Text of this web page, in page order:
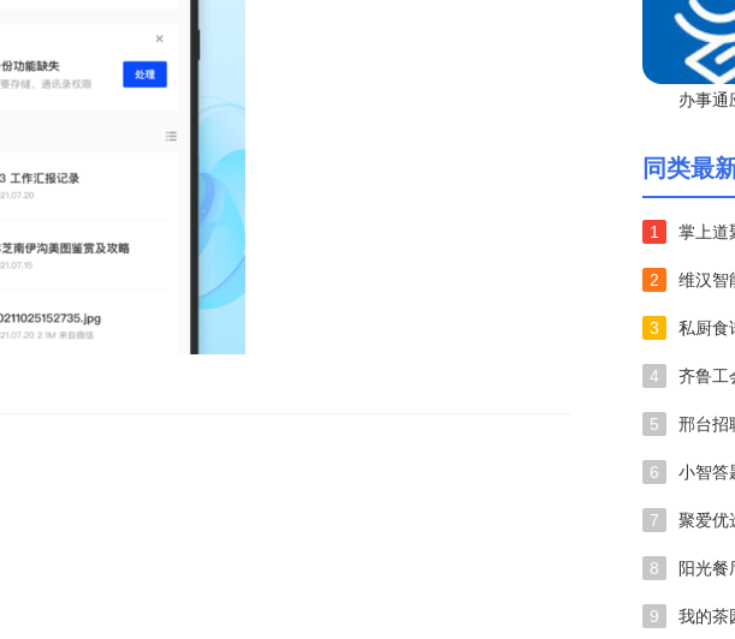
办事通
同类最
1 掌上道
2 维汉智
3 私厨食
4 齐鲁工
5 邢台招
6 小智答
7 聚爱优
8 阳光餐
9 我的茶